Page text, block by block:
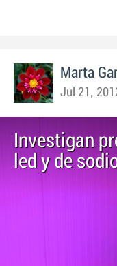
Marta
Jul 21,
Investigan
led y de